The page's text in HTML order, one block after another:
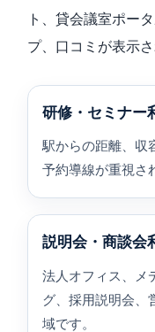
ト、貸会議室ポー
プ、口コミが表示
研修・セミナー
駅からの距離、収
予約導線が重視さ
説明会・商談会
法人オフィス、メ
グ、採用説明会、
域です。